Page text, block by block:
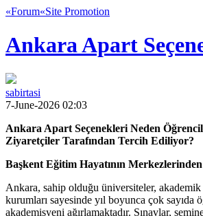
«Forum«Site Promotion
Ankara Apart
sabirtasi
7-June-2026 02:03
Ankara Apart Seçenekleri Neden
Ziyaretçiler Tarafından Tercih Ediliyor?
Başkent Eğitim Hayatının
Ankara, sahip olduğu üniversiteler,
kurumları sayesinde yıl boyunca çok sayıda
akademisyeni ağırlamaktadır. Sınavlar,